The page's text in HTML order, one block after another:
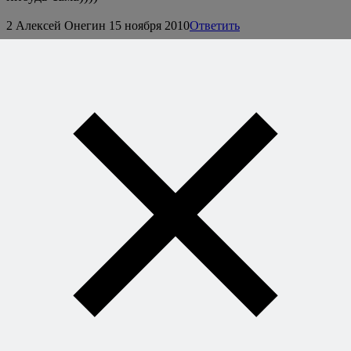
2 Алексей Онегин 15 ноября 2010Ответить
кислотный дух практически весь ушел, приходится
очень ко двору, попробуйте.
15 ноября 2010 Ответить
Представлять то представляю, а вот сделать, руки не
Спасибо за вдохновение)))
Мы тут хачапури по вашему рецепту делали … Нет
слов, одни эмоции, пойду честно отпишусь в нужном
16 ноября 2010